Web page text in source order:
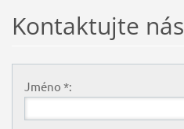
Kontaktujte nás
Jméno *: